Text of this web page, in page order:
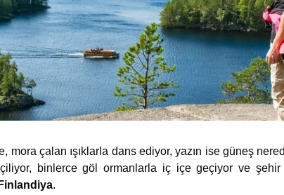
mora çalan ışıklarla dans ediyor, yazın ise güneş
binlerce göl ormanlarla iç içe geçiyor ve şehir
Finlandiya.